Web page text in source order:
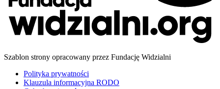
Szablon strony opracowany przez Fundację Widzialni
Polityka prywatności
Klauzula informacyjna RODO